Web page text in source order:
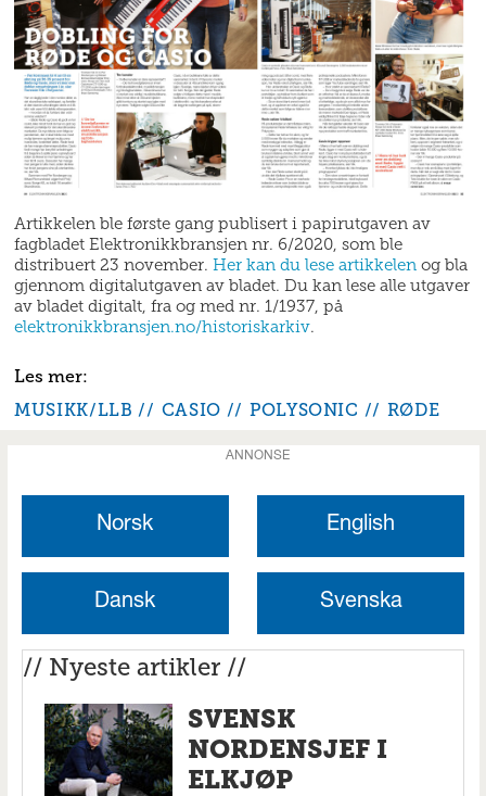
Artikkelen ble første gang publisert i papirutgaven av
fagbladet Elektronikkbransjen nr. 6/2020, som ble
distribuert 23 november.Her kan du lese artikkelen og bla
gjennom digitalutgaven av bladet. Du kan lese alle utgaver
av bladet digitalt, fra og med nr. 1/1937, på
elektronikkbransjen.no/historiskarkiv.
MUSIKK/LLB CASIO POLYSONIC RØDE
ANNONSE
Norsk English
Dansk Svenska
// Nyeste artikler //
SVENSK
NORDENSJEF I
ELKJØP